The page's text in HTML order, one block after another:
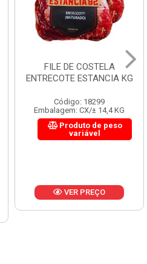
FILE DE COSTELA
ENTRECOTE ESTANCIA KG
Código: 18299
Embalagem: CX/± 14,4 KG
Produto de peso
variável
VER PREÇO